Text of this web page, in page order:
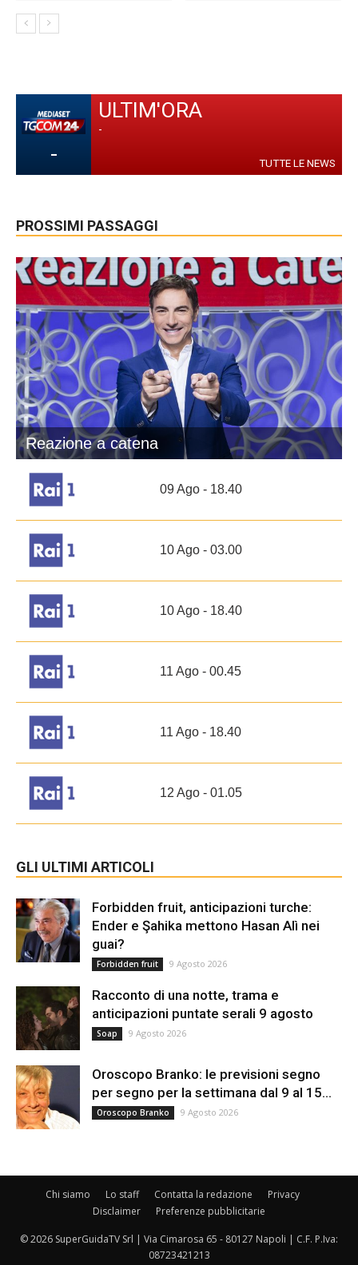
-
ULTIM'ORA
-
TUTTE LE NEWS
PROSSIMI PASSAGGI
Reazione a catena
09 Ago - 18.40
10 Ago - 03.00
10 Ago - 18.40
11 Ago - 00.45
11 Ago - 18.40
12 Ago - 01.05
GLI ULTIMI ARTICOLI
Forbidden fruit, anticipazioni turche:
Ender e Şahika mettono Hasan Alì nei
guai?
Forbidden fruit 9 Agosto 2026
Racconto di una notte, trama e
anticipazioni puntate serali 9 agosto
Soap 9 Agosto 2026
Oroscopo Branko: le previsioni segno
per segno per la settimana dal 9 al 15...
Oroscopo Branko 9 Agosto 2026
Chi siamo Lo staff Contatta la redazione
Privacy
Disclaimer
Preferenze pubblicitarie
© 2026 SuperGuidaTV Srl | Via Cimarosa 65 - 80127 Napoli | C.F. P.Iva:
08723421213